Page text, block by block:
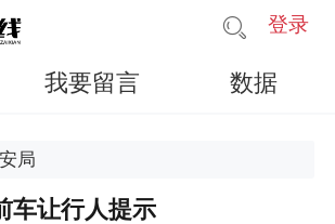
登录
我要留言 数据
局
车让行人提示